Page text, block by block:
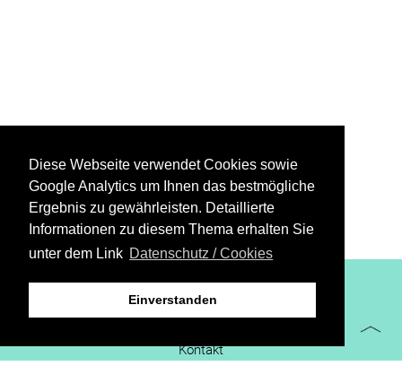
Diese Webseite verwendet Cookies sowie
Google Analytics um Ihnen das bestmögliche
Ergebnis zu gewährleisten. Detaillierte
Informationen zu diesem Thema erhalten Sie
unter dem Link Datenschutz / Cookies
Einverstanden
XiBIT Infoguide 2021
Kontakt